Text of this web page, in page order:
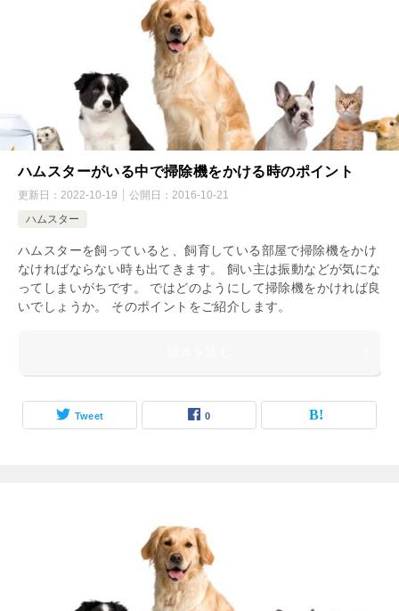
ハムスターがいる中で掃除機をかける時のポイント
更新日： 2022-10-19 公開日： 2016-10-21
ハムスター
ハムスターを飼っていると、飼育している部屋で掃除機をかけ
なければならない時も出てきます。 飼い主は振動などが気にな
ってしまいがちです。 ではどのようにして掃除機をかければ良
いでしょうか。 そのポイントをご紹介します。
Tweet 0